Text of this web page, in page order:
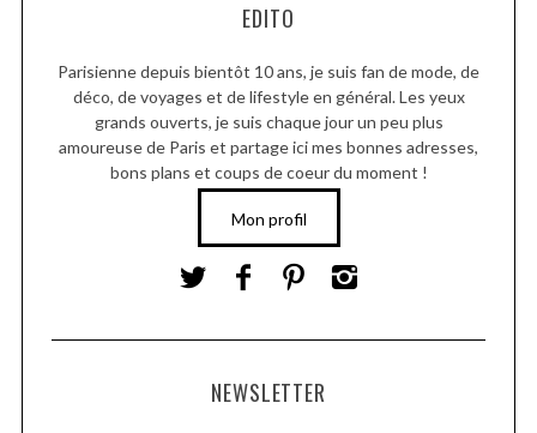
EDITO
Parisienne depuis bientôt 10 ans, je suis fan de mode, de
déco, de voyages et de lifestyle en général. Les yeux
grands ouverts, je suis chaque jour un peu plus
amoureuse de Paris et partage ici mes bonnes adresses,
bons plans et coups de coeur du moment !
Mon profil
NEWSLETTER